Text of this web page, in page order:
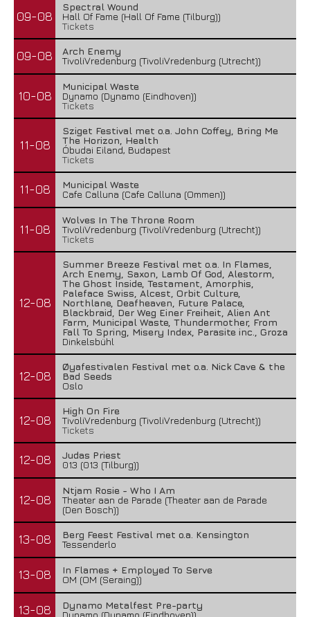
09-08
Spectral Wound
Hall Of Fame (Hall Of Fame (Tilburg))
Tickets
09-08
Arch Enemy
TivoliVredenburg (TivoliVredenburg (Utrecht))
10-08
Municipal Waste
Dynamo (Dynamo (Eindhoven))
Tickets
11-08
Sziget Festival met o.a. John Coffey, Bring Me
The Horizon, Health
Óbudai Eiland, Budapest
Tickets
11-08
Municipal Waste
Cafe Calluna (Cafe Calluna (Ommen))
11-08
Wolves In The Throne Room
TivoliVredenburg (TivoliVredenburg (Utrecht))
Tickets
12-08
Summer Breeze Festival met o.a. In Flames,
Arch Enemy, Saxon, Lamb Of God, Alestorm,
The Ghost Inside, Testament, Amorphis,
Paleface Swiss, Alcest, Orbit Culture,
Northlane, Deafheaven, Future Palace,
Blackbraid, Der Weg Einer Freiheit, Alien Ant
Farm, Municipal Waste, Thundermother, From
Fall To Spring, Misery Index, Parasite inc., Groza
Dinkelsbühl
12-08
Øyafestivalen Festival met o.a. Nick Cave & the
Bad Seeds
Oslo
12-08
High On Fire
TivoliVredenburg (TivoliVredenburg (Utrecht))
Tickets
12-08
Judas Priest
013 (013 (Tilburg))
12-08
Ntjam Rosie - Who I Am
Theater aan de Parade (Theater aan de Parade
(Den Bosch))
13-08
Berg Feest Festival met o.a. Kensington
Tessenderlo
13-08
In Flames + Employed To Serve
OM (OM (Seraing))
13-08
Dynamo Metalfest Pre-party
Dynamo (Dynamo (Eindhoven))